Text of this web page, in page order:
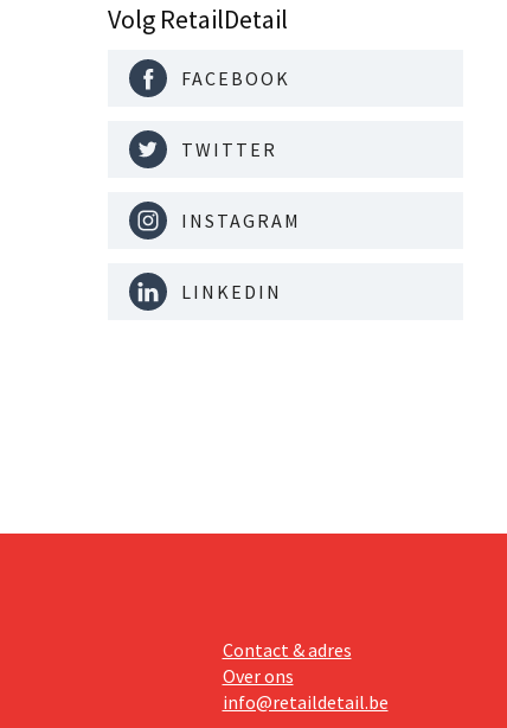
Volg RetailDetail
FACEBOOK
TWITTER
INSTAGRAM
LINKEDIN
Contact & adres
Over ons
info@retaildetail.be